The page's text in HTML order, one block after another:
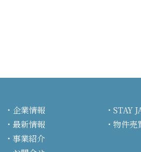
企業情報
最新情報
事業紹介
STAY
物件売